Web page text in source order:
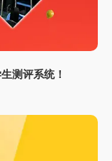
测评系统！